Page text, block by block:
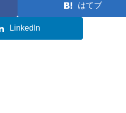
はてブ
LinkedIn